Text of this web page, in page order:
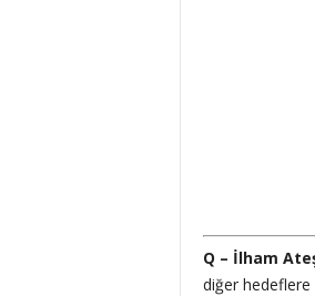
Q – İlham
diğer hedeflere